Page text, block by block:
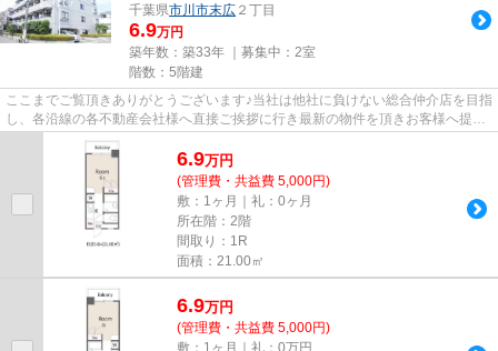
千葉県市川市末広 ２丁目
6.9万円
築年数：築33年 ｜募集中： 2室
階数：5階建
ここまでご覧頂きありがとうございます♪当社は他社に負けない総合仲介店を目指
し、各沿線の各不動産会社様へ直接ご挨拶に行き最新の物件を頂きお客様へ提供
しております！最新の情報は...
6.9万円
(管理費・共益費 5,000円)
敷：1ヶ月｜礼：0ヶ月
所在階：2階
間取り：1R
面積：21.00㎡
6.9万円
(管理費・共益費 5,000円)
敷：1ヶ月｜礼：0万円